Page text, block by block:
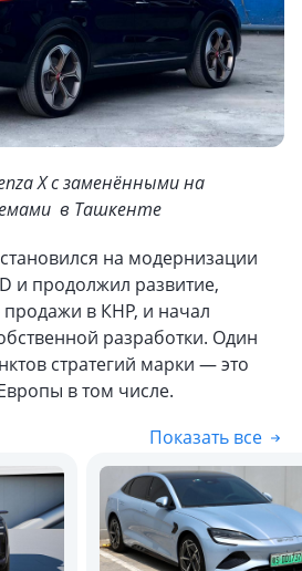
X с заменёнными на
в Ташкенте
на модернизации
и продолжил развитие,
в КНР, и начал
разработки. Один
стратегий марки — это
в том числе.
Показать все